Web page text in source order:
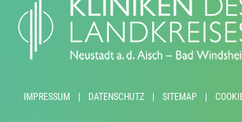
IMPRESSUM DATENSCHUTZ SITEMAP